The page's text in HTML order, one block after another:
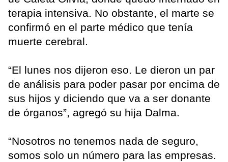
terapia intensiva. No obstante, el marte se
confirmó en el parte médico que tenía
muerte cerebral.
“El lunes nos dijeron eso. Le dieron un par
de análisis para poder pasar por encima de
sus hijos y diciendo que va a ser donante
de órganos”, agregó su hija Dalma.
“Nosotros no tenemos nada de seguro,
somos solo un número para las empresas.